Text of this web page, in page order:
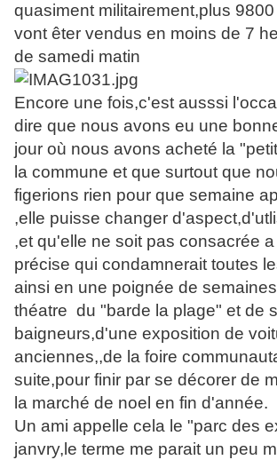
quasiment militairement,plus
vont êter vendus en moins de 7
de samedi matin
Encore une fois,c'est ausssi
dire que nous avons eu une
jour où nous avons acheté la
la commune et que surtout que
figerions rien pour que semaine
,elle puisse changer
,et qu'elle ne soit pas consacrée
précise qui condamnerait toutes
ainsi en une poignée de
théatre du "barde la plage" et de
baigneurs,d'une exposition de
anciennes,,de la foire
suite,pour finir par se décorer de
la marché de noel en fin d'année.
Un ami appelle cela le "parc des
janvry,le terme me parait un peu